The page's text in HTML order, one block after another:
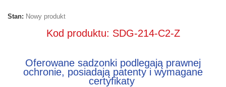
Stan: Nowy produkt
Kod produktu: SDG-214-C2-Z
Oferowane sadzonki podlegają prawnej
ochronie, posiadają patenty i wymagane
certyfikaty